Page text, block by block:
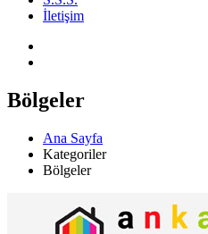
İletişim
Bölgeler
Ana Sayfa
Kategoriler
Bölgeler